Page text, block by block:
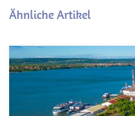
Ähnliche Artikel